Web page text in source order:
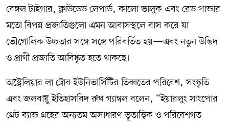
বেঙ্গল টাইগার, ক্লাউডেড লেপার্ড, কালো ভালুক এবং রেড পান্ডার
মতো বিপন্ন প্রজাতিগুলো এমন আবাসস্থলে বাস করে যা
ভৌগোলিক উচ্চতার সঙ্গে সঙ্গে পরিবর্তিত হয়—এবং নতুন উদ্ভিদ
ও প্রাণী প্রজাতি আবিষ্কৃত হতে থাকছে।
অস্ট্রেলিয়ার লা ট্রোব ইউনিভার্সিটির তিব্বতের পরিবেশ, সংস্কৃতি
এবং জলবায়ু ইতিহাসবিদ রুথ গ্যাম্বল বলেন, “ইয়ারলুং সাংপোর
গ্রেট ব্যান্ড গ্রহের অন্যতম অসাধারণ ভূতাত্ত্বিক ও পরিবেশগত